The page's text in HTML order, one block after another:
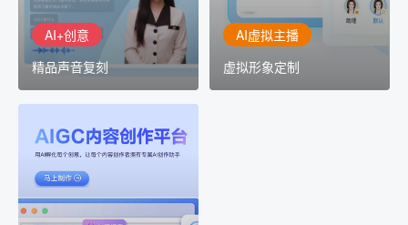
AI+创意
精品声音复刻
AI虚拟主播
虚拟形象定制
AIGC平台
用AI孵化每个创意